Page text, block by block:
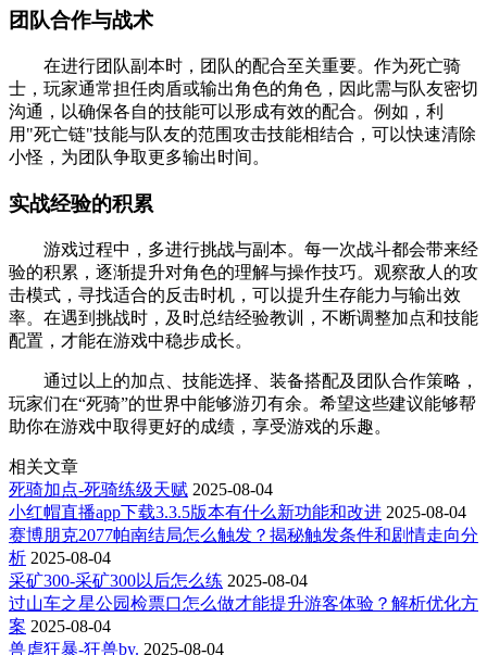
团队合作与战术
在进行团队副本时，团队的配合至关重要。作为死亡骑
士，玩家通常担任肉盾或输出角色的角色，因此需与队友密切
沟通，以确保各自的技能可以形成有效的配合。例如，利
用"死亡链"技能与队友的范围攻击技能相结合，可以快速清除
小怪，为团队争取更多输出时间。
实战经验的积累
游戏过程中，多进行挑战与副本。每一次战斗都会带来经
验的积累，逐渐提升对角色的理解与操作技巧。观察敌人的攻
击模式，寻找适合的反击时机，可以提升生存能力与输出效
率。在遇到挑战时，及时总结经验教训，不断调整加点和技能
配置，才能在游戏中稳步成长。
通过以上的加点、技能选择、装备搭配及团队合作策略，
玩家们在“死骑”的世界中能够游刃有余。希望这些建议能够帮
助你在游戏中取得更好的成绩，享受游戏的乐趣。
相关文章
死骑加点-死骑练级天赋 2025-08-04
小红帽直播app下载3.3.5版本有什么新功能和改进 2025-08-04
赛博朋克2077帕南结局怎么触发？揭秘触发条件和剧情走向分
析 2025-08-04
采矿300-采矿300以后怎么练 2025-08-04
过山车之星公园检票口怎么做才能提升游客体验？解析优化方
案 2025-08-04
兽虐狂暴-狂兽by. 2025-08-04